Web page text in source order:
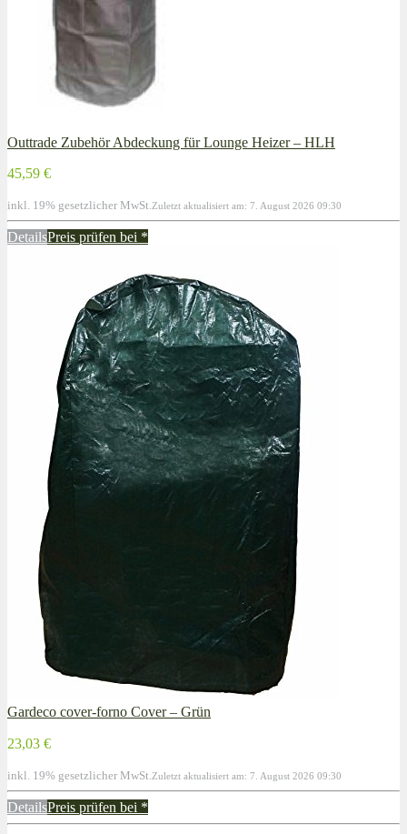
Outtrade Zubehör Abdeckung für Lounge Heizer – HLH
45,59 €
inkl. 19% gesetzlicher MwSt. Zuletzt aktualisiert am: 7. August 2026 09:30
DetailsPreis prüfen bei *
Gardeco cover-forno Cover – Grün
23,03 €
inkl. 19% gesetzlicher MwSt. Zuletzt aktualisiert am: 7. August 2026 09:30
DetailsPreis prüfen bei *